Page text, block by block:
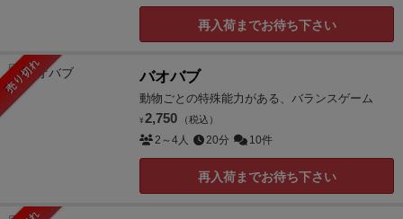
再入荷までお待ち下さい
売り切れ バオバブ
動物ごとの特殊能力がある、バランスゲーム
¥ 2,750 （税込）
2～4人 20分 10件
再入荷までお待ち下さい